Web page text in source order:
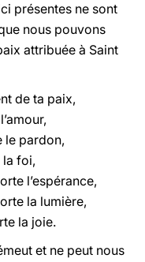
présentes ne sont
nous pouvons
attribuée à Saint
de ta paix,
le pardon,
la foi,
l’espérance,
la lumière,
la joie.
et ne peut nous